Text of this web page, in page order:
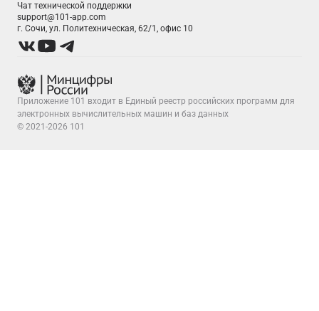
Чат технической поддержки
support@101-app.com
г. Сочи, ул. Политехническая, 62/1, офис 10
Приложение 101 входит в Единый реестр российских программ для
электронных вычислительных машин и баз данных
© 2021-2026 101